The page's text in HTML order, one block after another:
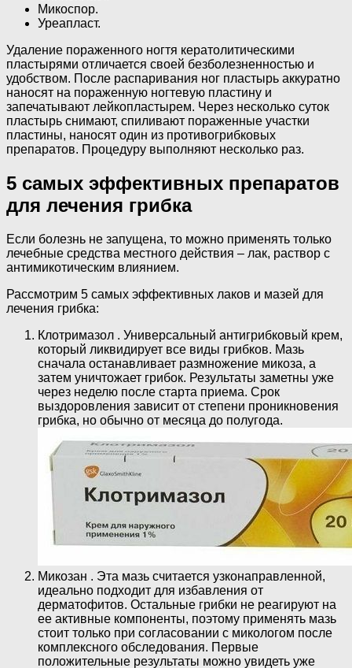
Микоспор.
Уреапласт.
Удаление пораженного ногтя кератолитическими
пластырями отличается своей безболезненностью и
удобством. После распаривания ног пластырь аккуратно
наносят на пораженную ногтевую пластину и
запечатывают лейкопластырем. Через несколько суток
пластырь снимают, спиливают пораженные участки
пластины, наносят один из противогрибковых
препаратов. Процедуру выполняют несколько раз.
5 самых эффективных препаратов
для лечения грибка
Если болезнь не запущена, то можно применять только
лечебные средства местного действия – лак, раствор с
антимикотическим влиянием.
Рассмотрим 5 самых эффективных лаков и мазей для
лечения грибка:
Клотримазол . Универсальный антигрибковый крем,
который ликвидирует все виды грибков. Мазь
сначала останавливает размножение микоза, а
затем уничтожает грибок. Результаты заметны уже
через неделю после старта приема. Срок
выздоровления зависит от степени проникновения
грибка, но обычно от месяца до полугода.
Микозан . Эта мазь считается узконаправленной,
идеально подходит для избавления от
дерматофитов. Остальные грибки не реагируют на
ее активные компоненты, поэтому применять мазь
стоит только при согласовании с микологом после
комплексного обследования. Первые
положительные результаты можно увидеть уже